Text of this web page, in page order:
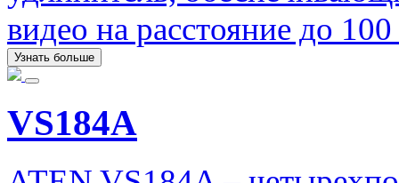
видео на расстояние до
Узнать больше
VS184A